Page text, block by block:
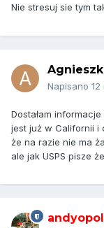
Nie stresuj sie tym
Napisano 12
Dostałam informacje
jest już w Californii i
że na razie nie ma
ale jak USPS pisze